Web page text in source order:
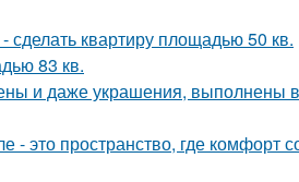
сделать квартиру площадью 50 кв.
83 кв.
и даже украшения, выполнены
- это пространство, где комфорт